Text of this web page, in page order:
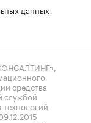
данных
средства
службой